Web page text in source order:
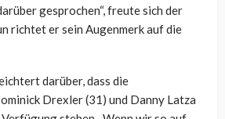
gesprochen“, freute sich der
richtet er sein Augenmerk auf die
darüber, dass die
Drexler (31) und Danny Latza